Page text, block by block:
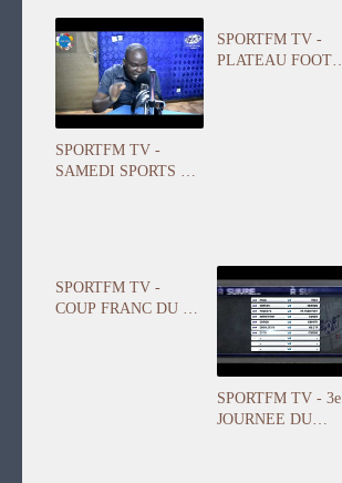
SPORTFM TV -
SAMEDI SPORTS DU
SPORTFM TV -
PLATEAU FOOT
SPORTFM TV -
COUP FRANC DU 04
SPORTFM TV - 3e
JOURNEE DU